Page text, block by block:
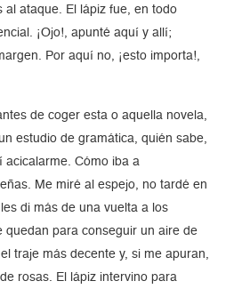
al ataque. El lápiz fue, en todo
¡Ojo!, apunté aquí y allí;
Por aquí no, ¡esto importa!,
de coger esta o aquella novela,
estudio de gramática, quién sabe,
acicalarme. Cómo iba a
Me miré al espejo, no tardé en
di más de una vuelta a los
quedan para conseguir un aire de
traje más decente y, si me apuran,
rosas. El lápiz intervino para